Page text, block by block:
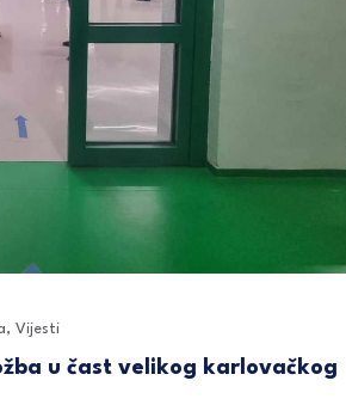
, Vijesti
u čast velikog karlovačkog